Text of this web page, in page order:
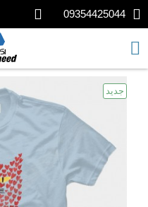
09354425044
جدید